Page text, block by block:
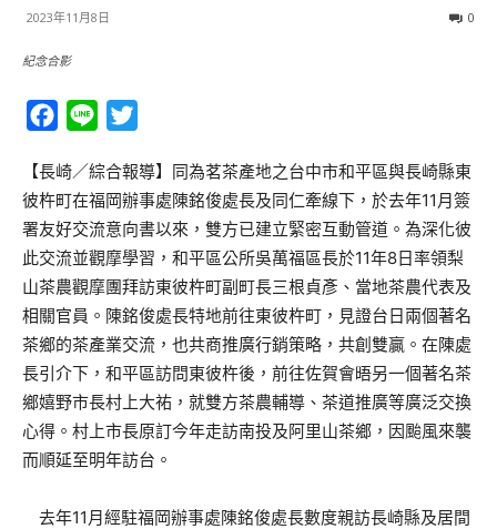
2023年11月8日 0
紀念合影
Facebook
Line
【長崎／綜合報導】同為茗茶產地之台中市和平區與長崎縣東
彼杵町在福岡辦事處陳銘俊處長及同仁牽線下，於去年11月簽
署友好交流意向書以來，雙方已建立緊密互動管道。為深化彼
此交流並觀摩學習，和平區公所吳萬福區長於11年8日率領梨
山茶農觀摩團拜訪東彼杵町副町長三根貞彥、當地茶農代表及
相關官員。陳銘俊處長特地前往東彼杵町，見證台日兩個著名
茶鄉的茶產業交流，也共商推廣行銷策略，共創雙贏。在陳處
長引介下，和平區訪問東彼杵後，前往佐賀會晤另一個著名茶
鄉嬉野市長村上大祐，就雙方茶農輔導、茶道推廣等廣泛交換
心得。村上市長原訂今年走訪南投及阿里山茶鄉，因颱風來襲
而順延至明年訪台。
去年11月經駐福岡辦事處陳銘俊處長數度親訪長崎縣及居間